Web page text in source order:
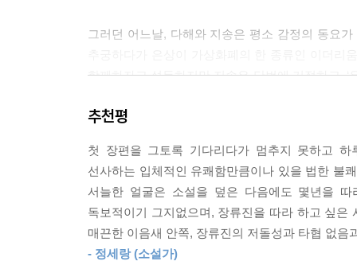
그러던 어느날, 다해와 지송은 평소 감정의 동요
함께하자고 설득하지만 지송은 단번에 거절하고,
시작하게 된다.
똑같은 롤러코스터에 올라탄 다해와 은상은 ‘떡
휴가 시즌을 맞아 제주도로 함께 여행을 가고, 그
1억원을 찍게 된다. 떡상의 환희를 맛본 다해와
합류하지만 서울에 돌아온 뒤로 그래프는 바닥을
존재한다. 만약 이걸 다시 되팔 수 없다면 나는
이들은 ‘일확천금’의 미래가 있는 ‘달’까지 갈 수 있
추천평
첫 장편을 그토록 기다리다가 멈추지 못하고
선사하는 입체적인 유쾌함만큼이나 있을 법한 불
서늘한 얼굴은 소설을 덮은 다음에도 몇년을
독보적이기 그지없으며, 장류진을 따라 하고 싶
매끈한 이음새 안쪽, 장류진의 저돌성과 타협 없음
- 정세랑 (소설가)